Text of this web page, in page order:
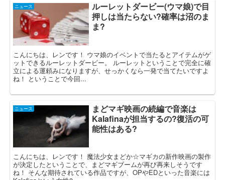
ニュース
ルーレットダービー(ウマ娘)で目
押しは当たらない?確率は沼のま
ま?
こんにちは、レンです！ ウマ娘のイベントで当たるとアイテムがゲ
ットできるルーレットダービー。 ルーレットということで完全に確
立による運頼みになりますが、せっかくなら一発で当てたいですよ
ね！ ということで今回...
ニュース
まどマギ映画の続編で音楽は
Kalafinaが担当するの?復活の可
能性はある?
こんにちは、レンです！ 魔法少女まどか☆マギカの新作映画の製作
が決定したということで、まどマギブームが再び再来しそうです
ね！ そんな期待されている作品ですが、OPやEDといった音楽には